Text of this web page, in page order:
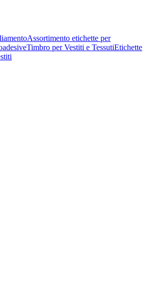
Assortimento etichette per
Timbro per Vestiti e TessutiEtichette